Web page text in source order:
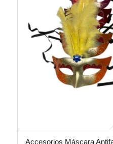
Accesorios Máscara